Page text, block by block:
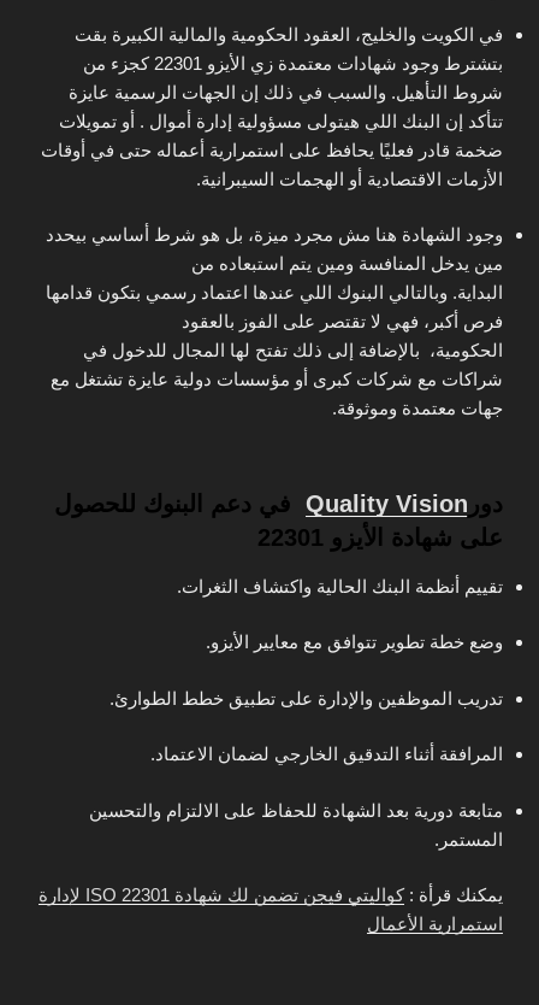
في الكويت والخليج، العقود الحكومية والمالية الكبيرة بقت
بتشترط وجود شهادات معتمدة زي الأيزو 22301 كجزء من
شروط التأهيل. والسبب في ذلك إن الجهات الرسمية عايزة
تتأكد إن البنك اللي هيتولى مسؤولية إدارة أموال . أو تمويلات
ضخمة قادر فعليًا يحافظ على استمرارية أعماله حتى في أوقات
الأزمات الاقتصادية أو الهجمات السيبرانية.
وجود الشهادة هنا مش مجرد ميزة، بل هو شرط أساسي بيحدد
مين يدخل المنافسة ومين يتم استبعاده من
البداية. وبالتالي البنوك اللي عندها اعتماد رسمي بتكون قدامها
فرص أكبر، فهي لا تقتصر على الفوز بالعقود
الحكومية، بالإضافة إلى ذلك تفتح لها المجال للدخول في
شراكات مع شركات كبرى أو مؤسسات دولية عايزة تشتغل مع
جهات معتمدة وموثوقة.
دور Quality Vision في دعم البنوك للحصول
على شهادة الأيزو 22301
تقييم أنظمة البنك الحالية واكتشاف الثغرات.
وضع خطة تطوير تتوافق مع معايير الأيزو.
تدريب الموظفين والإدارة على تطبيق خطط الطوارئ.
المرافقة أثناء التدقيق الخارجي لضمان الاعتماد.
متابعة دورية بعد الشهادة للحفاظ على الالتزام والتحسين
المستمر.
يمكنك قرأة :
كواليتي فيجن تضمن لك شهادة ISO 22301 لإدارة
استمرارية الأعمال